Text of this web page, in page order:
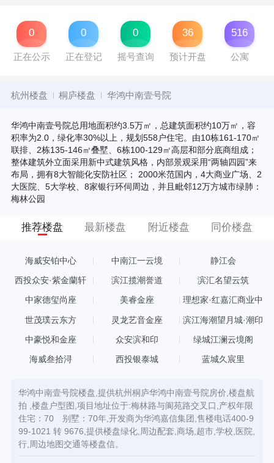
0
正在公示
0
正在登记
0
摇号查询
36
预计开盘
516
公寓
杭州楼盘 桐庐楼盘 华鸿中南壹号院
华鸿中南壹号院总用地面积约3.5万㎡，总建筑面积约10万㎡，容
积率为2.0，绿化率30%以上，规划558户住宅。由10栋161-170㎡
联排、2栋135-146㎡叠墅、6栋100-129㎡高层和部分底商组成；
整体建筑外立面采用新中式建筑风格，内部景观采用“两轴四园”来
布局，拥有8大智能化安防社区； 2000米范国内，4大商业广场、2
大医院、5大学校、8家银行环伺周边，并且毗邻12万方城市绿肺：
梅林公园
推荐楼盘 最新楼盘 附近楼盘 同价楼盘
海威安铂中心 中南江一云境 静江会
西投众安·紫金蘭轩 滨江揽潮誉道 滨汇名望云筑
中家德玺尚座 美睿金座
理想家·红嘉汇商业中
世茂璞云东方 灵龙艺音金座 滨江海潮望月城·潮印
中豪悦和金座 众安滨和印 绿城江澜云境阁
海威叁拾浔 西投银泰城 蓝城久宸里
华鸿中南壹号院楼盘,提供杭州桐庐华鸿中南壹号院房价,楼盘航
拍 ,楼盘户型图,项目地址位于:梅林路与阆苑路交叉口,产权年限
住宅：70 别墅：70年,开发商为华鸿嘉信集团,售楼电话400-9
99-1021 转 9676,提供楼盘绿化,周边配套,商场,超市,学校,医院,
行,周边地图交通等楼盘信。